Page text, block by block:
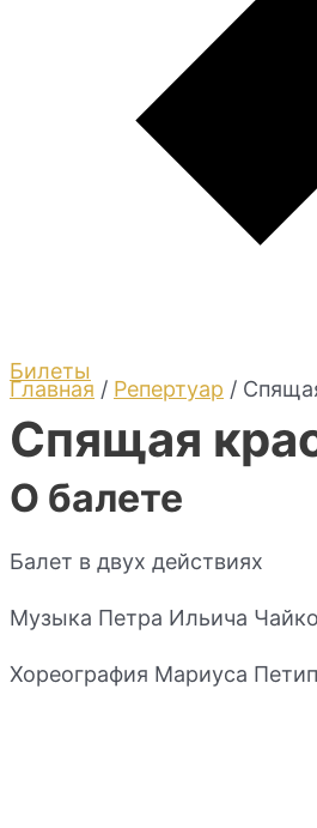
Билеты
Главная / Репертуар /
Спящая
О балете
Балет в двух действиях
Музыка Петра Ильича
Хореография Мариуса